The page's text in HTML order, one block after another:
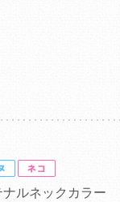
ナルネックカラー